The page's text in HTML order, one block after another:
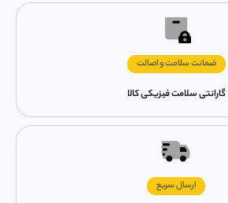
ضمانت سلامت و اصالت
گارانتی سلامت فیزیکی کالا
ارسال سریع